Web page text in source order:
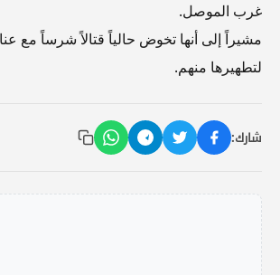
غرب الموصل.
مشيراً إلى أنها تخوض حالياً قتالاً شرساً مع
لتطهيرها منهم.
شارك: